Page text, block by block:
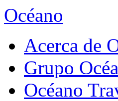
Océano
Acerca de
Grupo
Océano